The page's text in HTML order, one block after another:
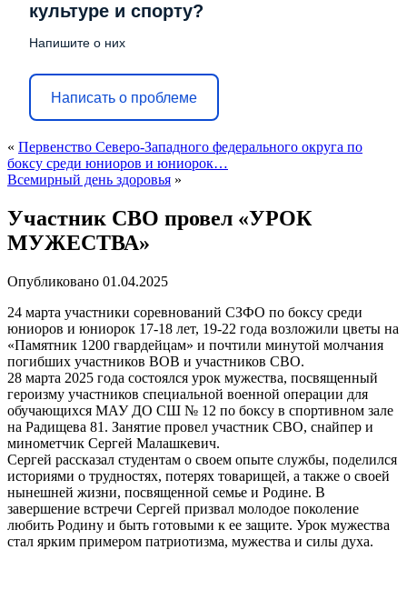
культуре и спорту?
Напишите о них
Написать о проблеме
« Первенство Северо-Западного федерального округа по
боксу среди юниоров и юниорок…
Всемирный день здоровья »
Участник СВО провел «УРОК
МУЖЕСТВА»
Опубликовано 01.04.2025
24 марта участники соревнований СЗФО по боксу среди
юниоров и юниорок 17-18 лет, 19-22 года возложили цветы на
«Памятник 1200 гвардейцам» и почтили минутой молчания
погибших участников ВОВ и участников СВО.
28 марта 2025 года состоялся урок мужества, посвященный
героизму участников специальной военной операции для
обучающихся МАУ ДО СШ № 12 по боксу в спортивном зале
на Радищева 81. Занятие провел участник СВО, снайпер и
минометчик Сергей Малашкевич.
Сергей рассказал студентам о своем опыте службы, поделился
историями о трудностях, потерях товарищей, а также о своей
нынешней жизни, посвященной семье и Родине. В
завершение встречи Сергей призвал молодое поколение
любить Родину и быть готовыми к ее защите. Урок мужества
стал ярким примером патриотизма, мужества и силы духа.